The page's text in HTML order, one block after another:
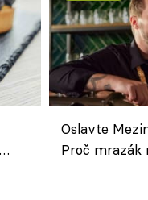
Oslavte
Proč